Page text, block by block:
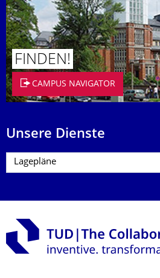
FINDEN!
CAMPUS NAVIGATOR
Unsere Dienste